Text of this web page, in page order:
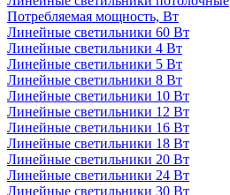
Потребляемая мощность, Вт
Линейные светильники 60 Вт
Линейные светильники 4 Вт
Линейные светильники 5 Вт
Линейные светильники 8 Вт
Линейные светильники 10 Вт
Линейные светильники 12 Вт
Линейные светильники 16 Вт
Линейные светильники 18 Вт
Линейные светильники 20 Вт
Линейные светильники 24 Вт
Линейные светильники 30 Вт